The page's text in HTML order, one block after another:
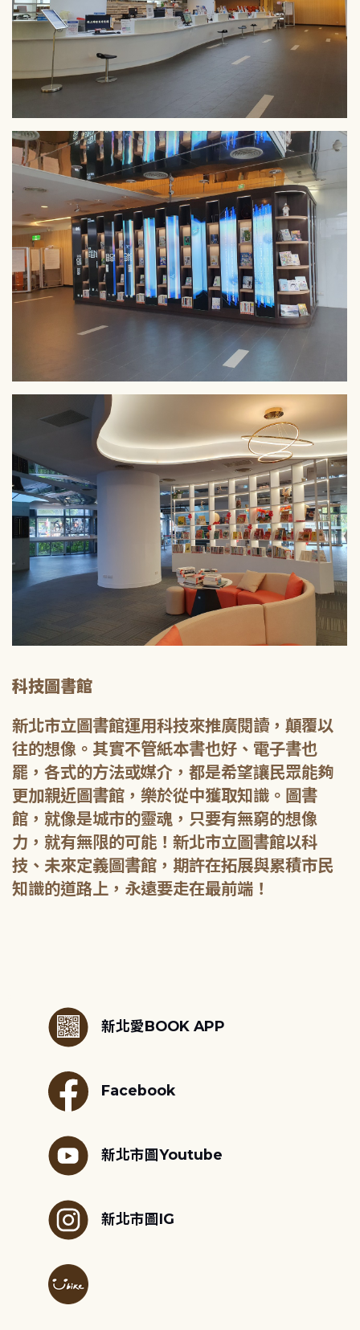
科技圖書館
新北市立圖書館運用科技來推廣閱讀，顛覆以
往的想像。其實不管紙本書也好、電子書也
罷，各式的方法或媒介，都是希望讓民眾能夠
更加親近圖書館，樂於從中獲取知識。圖書
館，就像是城市的靈魂，只要有無窮的想像
力，就有無限的可能！新北市立圖書館以科
技、未來定義圖書館，期許在拓展與累積市民
知識的道路上，永遠要走在最前端！
新北愛BOOK APP
Facebook
新北市圖Youtube
新北市圖IG